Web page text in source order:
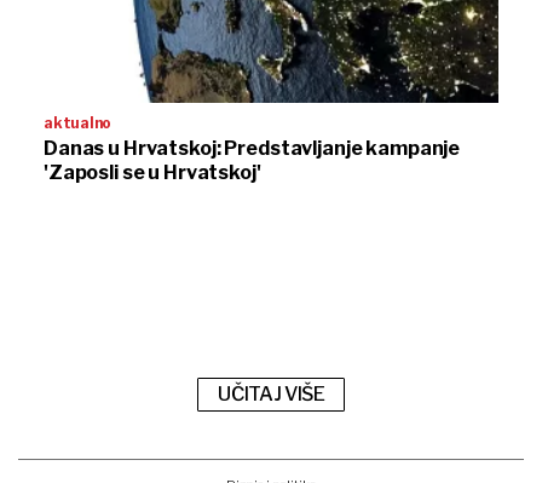
aktualno
Danas u Hrvatskoj: Predstavljanje kampanje
'Zaposli se u Hrvatskoj'
UČITAJ VIŠE